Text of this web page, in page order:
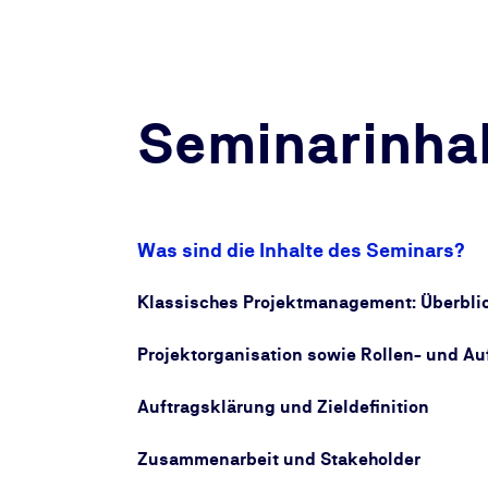
Was sind die Inhalte des Seminars?
Klassisches Projektmanagement:
Projektorganisation sowie Rollen- und
Auftragsklärung und Zieldefinition
Zusammenarbeit und Stakeholder